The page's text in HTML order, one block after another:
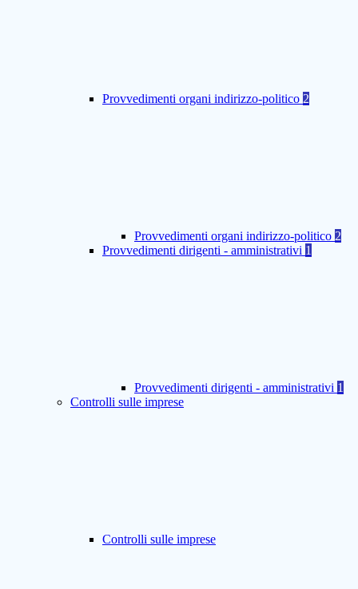
Provvedimenti organi indirizzo-politico 2
Provvedimenti organi indirizzo-politico 2
Provvedimenti dirigenti - amministrativi 1
Provvedimenti dirigenti - amministrativi 1
Controlli sulle imprese
Controlli sulle imprese